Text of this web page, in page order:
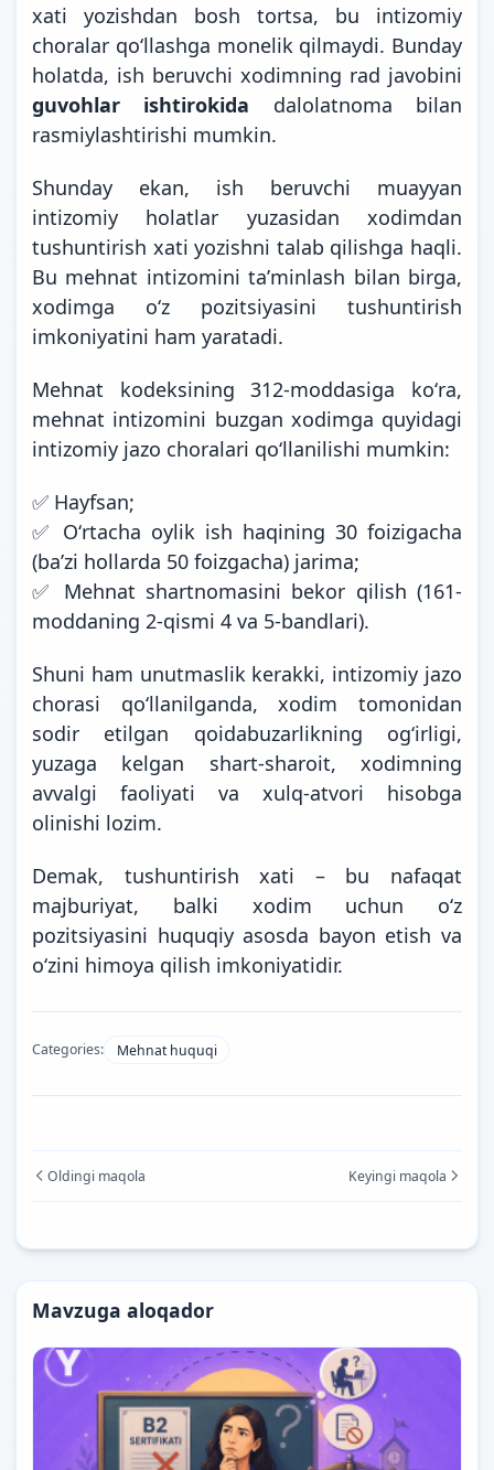
xati yozishdan bosh tortsa, bu intizomiy
choralar qoʻllashga monelik qilmaydi. Bunday
holatda, ish beruvchi xodimning rad javobini
guvohlar ishtirokida dalolatnoma bilan
rasmiylashtirishi mumkin.
Shunday ekan, ish beruvchi muayyan
intizomiy holatlar yuzasidan xodimdan
tushuntirish xati yozishni talab qilishga haqli.
Bu mehnat intizomini taʼminlash bilan birga,
xodimga oʻz pozitsiyasini tushuntirish
imkoniyatini ham yaratadi.
Mehnat kodeksining 312-moddasiga koʻra,
mehnat intizomini buzgan xodimga quyidagi
intizomiy jazo choralari qoʻllanilishi mumkin:
✅ Hayfsan;
✅ Oʻrtacha oylik ish haqining 30 foizigacha
(baʼzi hollarda 50 foizgacha) jarima;
✅ Mehnat shartnomasini bekor qilish (161-
moddaning 2-qismi 4 va 5-bandlari).
Shuni ham unutmaslik kerakki, intizomiy jazo
chorasi qoʻllanilganda, xodim tomonidan
sodir etilgan qoidabuzarlikning ogʻirligi,
yuzaga kelgan shart-sharoit, xodimning
avvalgi faoliyati va xulq-atvori hisobga
olinishi lozim.
Demak, tushuntirish xati – bu nafaqat
majburiyat, balki xodim uchun oʻz
pozitsiyasini huquqiy asosda bayon etish va
oʻzini himoya qilish imkoniyatidir.
Categories: Mehnat huquqi
Oldingi maqola Keyingi maqola
Mavzuga aloqador